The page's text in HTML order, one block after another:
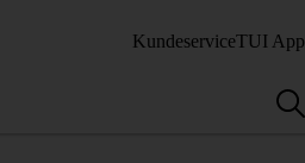
KundeserviceTUI App